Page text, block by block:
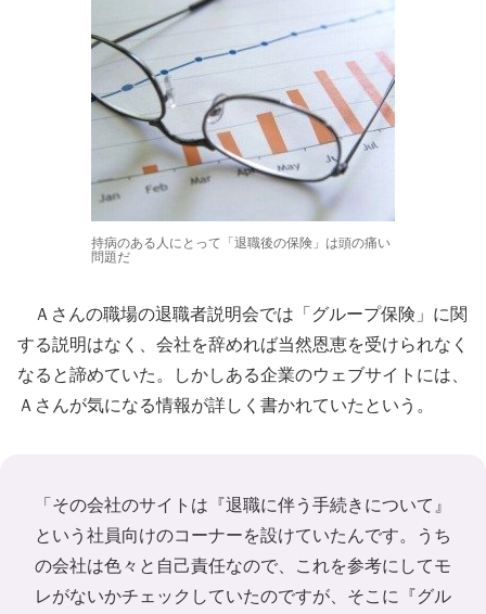
持病のある人にとって「退職後の保険」は頭の痛い
問題だ
Ａさんの職場の退職者説明会では「グループ保険」に関
する説明はなく、会社を辞めれば当然恩恵を受けられなく
なると諦めていた。しかしある企業のウェブサイトには、
Ａさんが気になる情報が詳しく書かれていたという。
「その会社のサイトは『退職に伴う手続きについて』
という社員向けのコーナーを設けていたんです。うち
の会社は色々と自己責任なので、これを参考にしてモ
レがないかチェックしていたのですが、そこに『グル